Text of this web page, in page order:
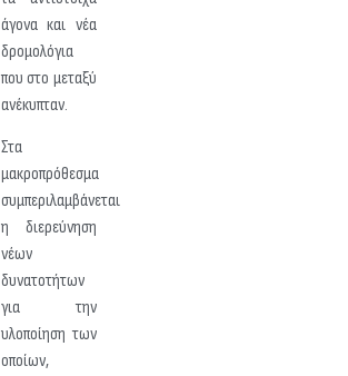
άγονα και νέα
δρομολόγια
που στο μεταξύ
ανέκυπταν.
Στα
μακροπρόθεσμα
συμπεριλαμβάνεται
η διερεύνηση
νέων
δυνατοτήτων
για την
υλοποίηση των
οποίων,